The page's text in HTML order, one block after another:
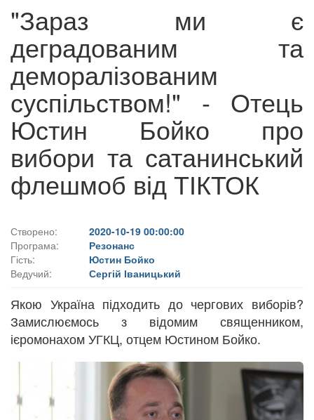
"Зараз ми є
деградованим та
деморалізованим
суспільством!" - Отець
Юстин Бойко про
вибори та сатанинський
флешмоб від ТІКТОК
Створено:
2020-10-19 00:00:00
Програма:
Резонанс
Гість:
Юстин Бойко
Ведучий:
Сергій Іваницький
Якою Україна підходить до чергових виборів?
Замислюємось з відомим священником,
ієромонахом УГКЦ, отцем Юстином Бойко.